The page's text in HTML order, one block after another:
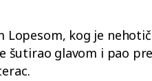
Lopesom, kog je
šutirao glavom i pao